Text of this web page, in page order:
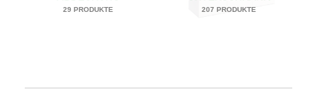
29 PRODUKTE 207 PRODUKTE